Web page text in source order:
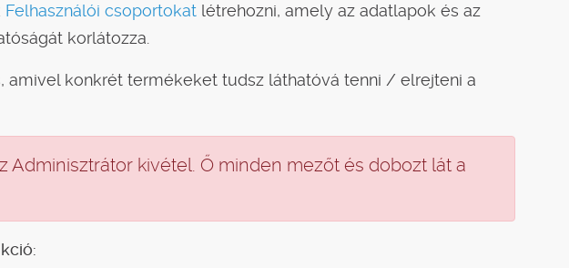
Felhasználói csoportokat létrehozni, amely az adatlapok és az
korlátozza.
amivel konkrét termékeket tudsz láthatóvá tenni / elrejteni a
Adminisztrátor kivétel. Ő minden mezőt és dobozt lát a